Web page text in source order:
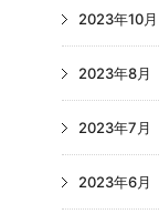
2023年10月
2023年8月
2023年7月
2023年6月